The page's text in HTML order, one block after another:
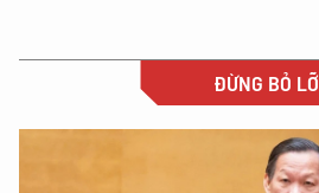
ĐỪNG BỎ LỠ